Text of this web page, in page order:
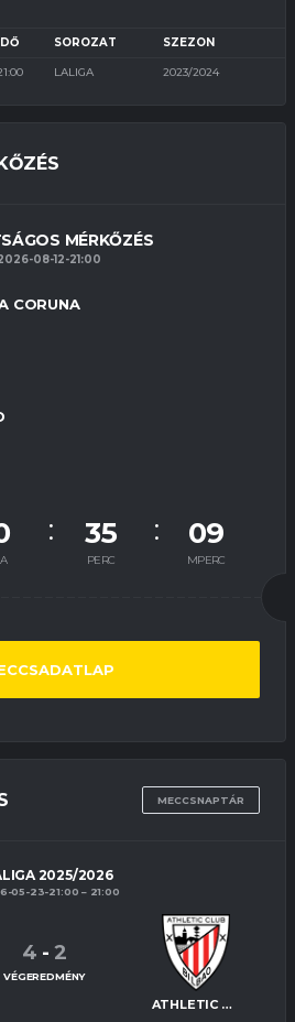
IDŐ SOROZAT SZEZON
LALIGA 2023/2024
MÉRKŐZÉS
08-12-21:00
CORUNA
35
PERC
08
MPERC
MECCSNAPTÁR
2025/2026
05-23-21:00 21:00
ATHLETIC BILBAO
4 - 2
VÉGEREDMÉNY